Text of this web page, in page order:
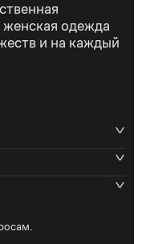
женская одежда
и на каждый